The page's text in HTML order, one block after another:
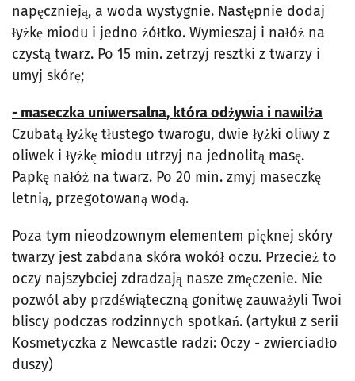
napęcznieją, a woda wystygnie. Następnie dodaj
łyżkę miodu i jedno żółtko. Wymieszaj i nałóż na
czystą twarz. Po 15 min. zetrzyj resztki z twarzy i
umyj skórę;
- maseczka uniwersalna, która odżywia i nawilża
Czubatą łyżkę tłustego twarogu, dwie łyżki oliwy z
oliwek i łyżkę miodu utrzyj na jednolitą masę.
Papkę nałóż na twarz. Po 20 min. zmyj maseczkę
letnią, przegotowaną wodą.
Poza tym nieodzownym elementem pięknej skóry
twarzy jest zabdana skóra wokół oczu. Przecież to
oczy najszybciej zdradzają nasze zmęczenie. Nie
pozwól aby przdświąteczną gonitwę zauważyli Twoi
bliscy podczas rodzinnych spotkań. (artykuł z serii
Kosmetyczka z Newcastle radzi: Oczy - zwierciadło
duszy)